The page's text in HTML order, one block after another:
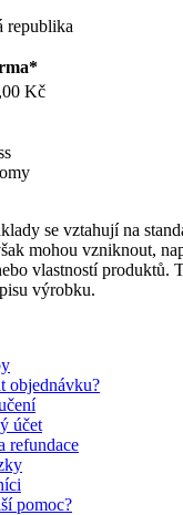
republika
Kč
se vztahují na
mohou vzniknout,
vlastností produktů.
výrobku.
objednávku?
účet
refundace
pomoc?